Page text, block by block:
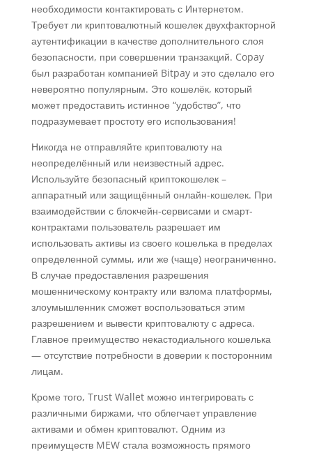
необходимости контактировать с Интернетом.
Требует ли криптовалютный кошелек двухфакторной
аутентификации в качестве дополнительного слоя
безопасности, при совершении транзакций. Copay
был разработан компанией Bitpay и это сделало его
невероятно популярным. Это кошелёк, который
может предоставить истинное “удобство”, что
подразумевает простоту его использования!
Никогда не отправляйте криптовалюту на
неопределённый или неизвестный адрес.
Используйте безопасный криптокошелек –
аппаратный или защищённый онлайн-кошелек. При
взаимодействии с блокчейн-сервисами и смарт-
контрактами пользователь разрешает им
использовать активы из своего кошелька в пределах
определенной суммы, или же (чаще) неограниченно.
В случае предоставления разрешения
мошенническому контракту или взлома платформы,
злоумышленник сможет воспользоваться этим
разрешением и вывести криптовалюту с адреса.
Главное преимущество некастодиального кошелька
— отсутствие потребности в доверии к посторонним
лицам.
Кроме того, Trust Wallet можно интегрировать с
различными биржами, что облегчает управление
активами и обмен криптовалют. Одним из
преимуществ MEW стала возможность прямого